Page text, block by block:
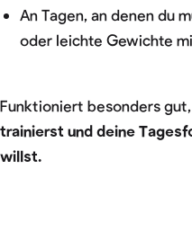
An Tagen, an denen du
oder leichte Gewichte
Funktioniert besonders
trainierst und deine
willst.